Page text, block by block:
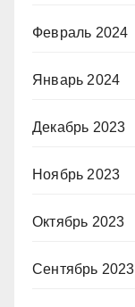
Февраль 2024
Январь 2024
Декабрь 2023
Ноябрь 2023
Октябрь 2023
Сентябрь 2023